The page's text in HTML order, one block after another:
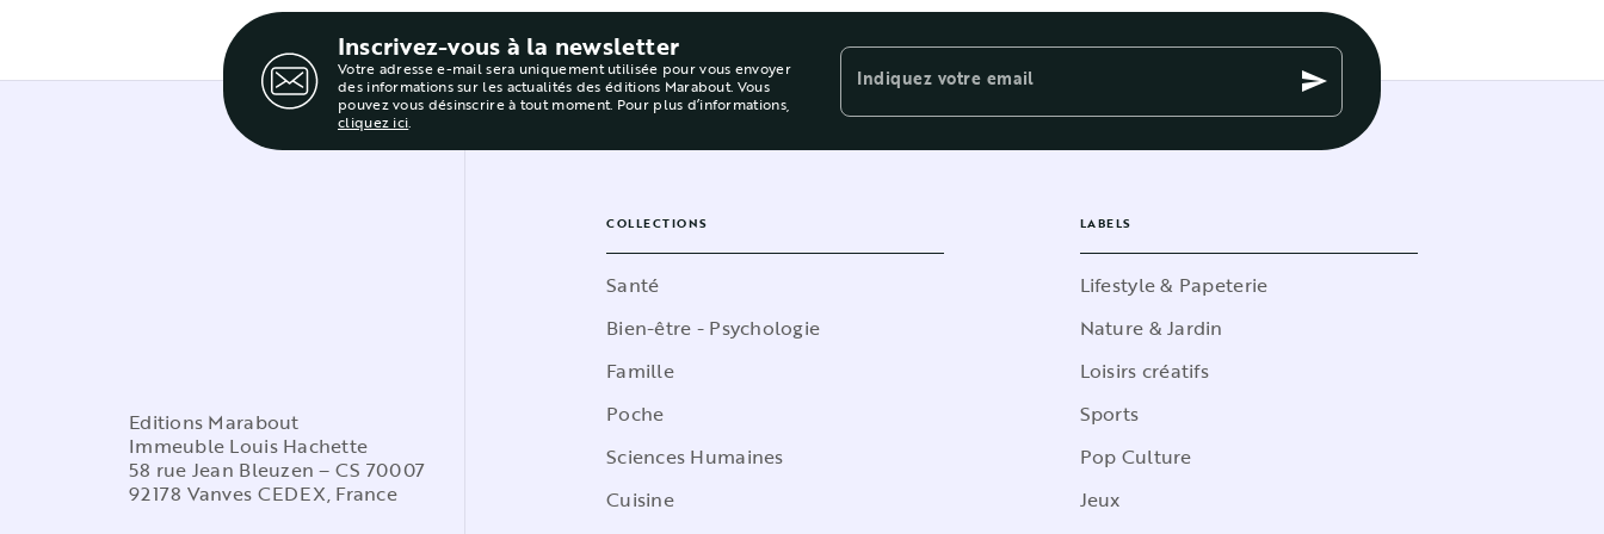
Inscrivez-vous à la newsletter
Votre adresse e-mail sera uniquement utilisée pour vous envoyer
des informations sur les actualités des éditions Marabout. Vous
pouvez vous désinscrire à tout moment. Pour plus d’informations,
cliquez ici.
Indiquez votre email send
Editions Marabout
Immeuble Louis Hachette
58 rue Jean Bleuzen – CS 70007
92178 Vanves CEDEX, France
COLLECTIONS
Santé
Bien-être - Psychologie
Famille
Poche
Sciences Humaines
Cuisine
LABELS
Lifestyle & Papeterie
Nature & Jardin
Loisirs créatifs
Sports
Pop Culture
Jeux